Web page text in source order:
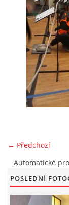
EXKURZE
KE STAŽENÍ -
PÍŠÍ O PRAVĚKU
FOTOALBUM
KONTAKT
← Předchozí
Automatické
POSLEDNÍ